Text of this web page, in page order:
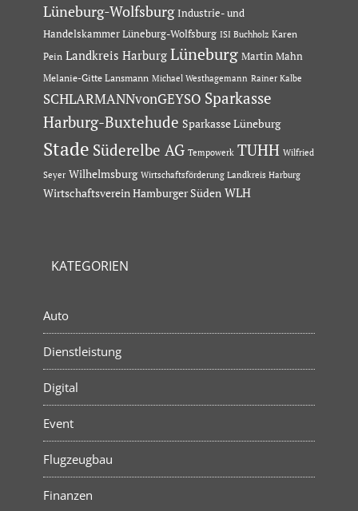
Lüneburg-Wolfsburg Industrie- und
Handelskammer Lüneburg-Wolfsburg ISI Buchholz Karen
Pein Landkreis Harburg Lüneburg Martin Mahn
Melanie-Gitte Lansmann Michael Westhagemann Rainer Kalbe
SCHLARMANNvonGEYSO Sparkasse
Harburg-Buxtehude Sparkasse Lüneburg
Stade Süderelbe AG Tempowerk TUHH Wilfried
Seyer Wilhelmsburg Wirtschaftsförderung Landkreis Harburg
Wirtschaftsverein Hamburger Süden WLH
KATEGORIEN
Auto
Dienstleistung
Digital
Event
Flugzeugbau
Finanzen